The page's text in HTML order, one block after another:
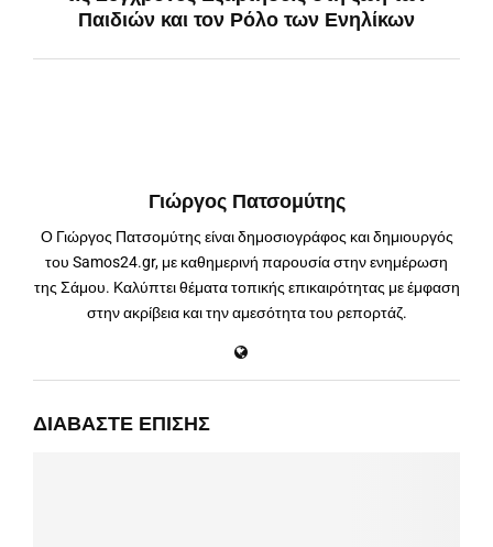
Παιδιών και τον Ρόλο των Ενηλίκων
Γιώργος Πατσομύτης
Ο Γιώργος Πατσομύτης είναι δημοσιογράφος και δημιουργός
του Samos24.gr, με καθημερινή παρουσία στην ενημέρωση
της Σάμου. Καλύπτει θέματα τοπικής επικαιρότητας με έμφαση
στην ακρίβεια και την αμεσότητα του ρεπορτάζ.
ΔΙΑΒΆΣΤΕ ΕΠΊΣΗΣ